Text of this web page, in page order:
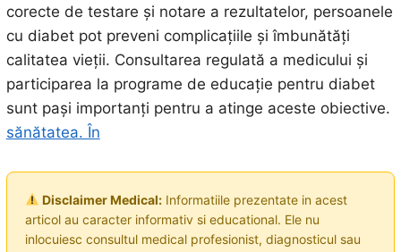
corecte de testare și notare a rezultatelor, persoanele
cu diabet pot preveni complicațiile și îmbunătăți
calitatea vieții. Consultarea regulată a medicului și
participarea la programe de educație pentru diabet
sunt pași importanți pentru a atinge aceste obiective.
sănătatea. În
Disclaimer Medical:Informatiile prezentate in acest
articol au caracter informativ si educational. Ele nu
inlocuiesc consultul medical profesionist, diagnosticul sau